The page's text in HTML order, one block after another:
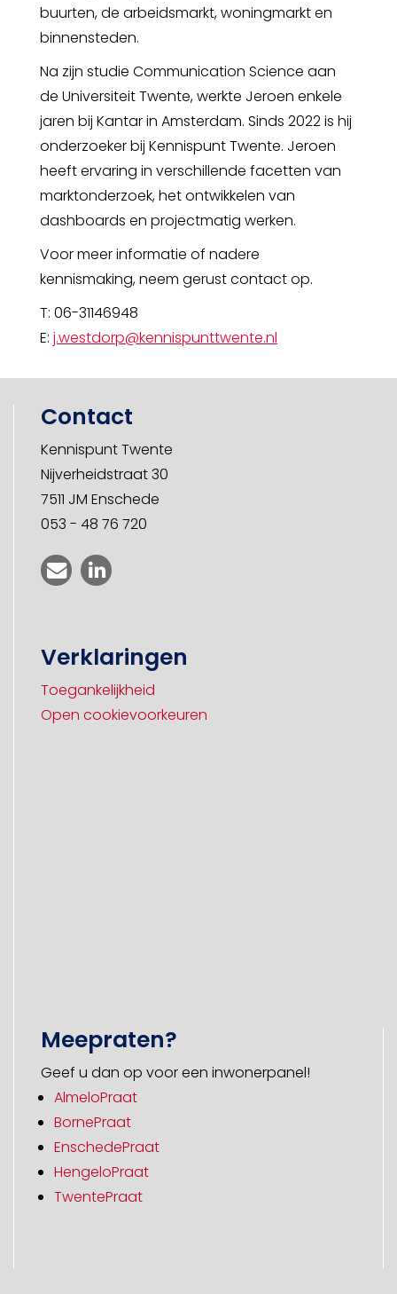
buurten, de arbeidsmarkt, woningmarkt en
binnensteden.
Na zijn studie Communication Science aan
de Universiteit Twente, werkte Jeroen enkele
jaren bij Kantar in Amsterdam. Sinds 2022 is hij
onderzoeker bij Kennispunt Twente. Jeroen
heeft ervaring in verschillende facetten van
marktonderzoek, het ontwikkelen van
dashboards en projectmatig werken.
Voor meer informatie of nadere
kennismaking, neem gerust contact op.
T: 06-31146948
E: j.westdorp@kennispunttwente.nl
Contact
Kennispunt Twente
Nijverheidstraat 30
7511 JM Enschede
053 - 48 76 720
Verklaringen
Toegankelijkheid
Open cookievoorkeuren
Meepraten?
Geef u dan op voor een inwonerpanel!
AlmeloPraat
BornePraat
EnschedePraat
HengeloPraat
TwentePraat